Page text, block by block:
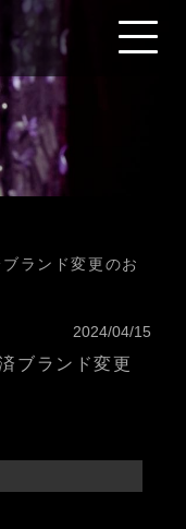
2024/04/15
ブランド変更